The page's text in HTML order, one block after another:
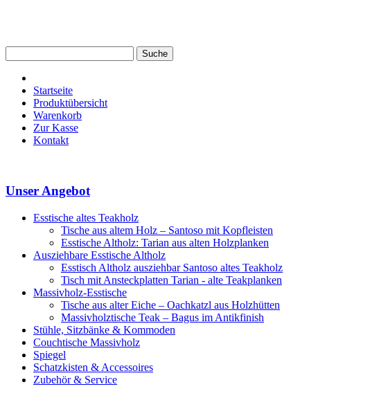
Startseite
Produktübersicht
Warenkorb
Zur Kasse
Kontakt
Unser Angebot
Esstische altes Teakholz
Tische aus altem Holz – Santoso mit Kopfleisten
Esstische Altholz: Tarian aus alten Holzplanken
Ausziehbare Esstische Altholz
Esstisch Altholz ausziehbar Santoso altes Teakholz
Tisch mit Ansteckplatten Tarian - alte Teakplanken
Massivholz-Esstische
Tische aus alter Eiche – Oachkatzl aus Holzhütten
Massivholztische Teak – Bagus im Antikfinish
Stühle, Sitzbänke & Kommoden
Couchtische Massivholz
Spiegel
Schatzkisten & Accessoires
Zubehör & Service